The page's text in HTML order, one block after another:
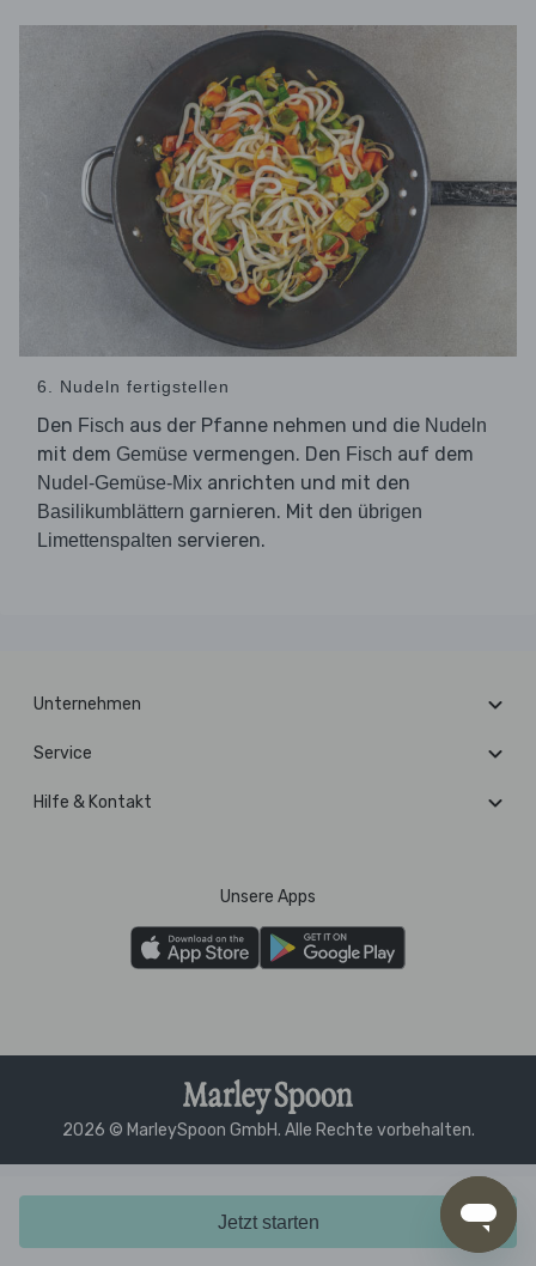
Jetzt starten
6. Nudeln fertigstellen
Den Fisch aus der Pfanne nehmen und die Nudeln
mit dem Gemüse vermengen. Den Fisch auf dem
Nudel-Gemüse-Mix anrichten und mit den
Basilikumblättern garnieren. Mit den übrigen
Limettenspalten servieren.
Unternehmen
Service
Hilfe & Kontakt
Unsere Apps
2026 © MarleySpoon GmbH. Alle Rechte vorbehalten.